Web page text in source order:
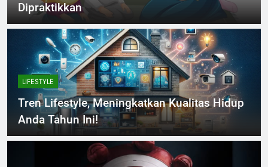
Dipraktikkan
LIFESTYLE
Tren Lifestyle, Meningkatkan Kualitas Hidup
Anda Tahun Ini!